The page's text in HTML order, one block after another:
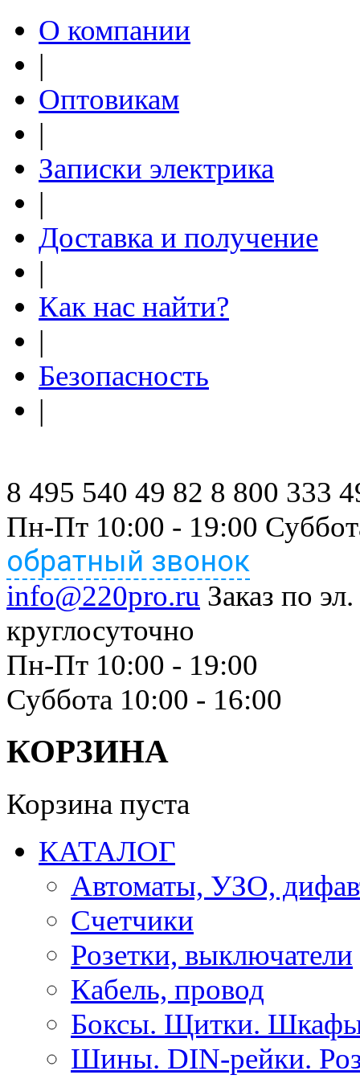
О компании
|
Оптовикам
|
Записки электрика
|
Доставка и получение
|
Как нас найти?
|
Безопасность
|
8 495 540 49 82 8 800 333
Пн-Пт 10:00 - 19:00
обратный звонок
info@220pro.ru Заказ по
круглосуточно
Пн-Пт 10:00 - 19:00
Суббота 10:00 - 16:00
КОРЗИНА
Корзина пуста
КАТАЛОГ
Автоматы, УЗО,
Счетчики
Розетки, выключатели
Кабель, провод
Боксы. Щитки.
Шины. DIN-рейки.